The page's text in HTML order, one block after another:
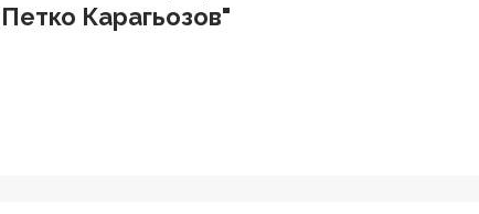
Петко Карагьозов"